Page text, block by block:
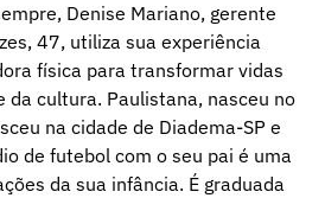
Denise Mariano, gerente
47, utiliza sua experiência
física para transformar vidas
da cultura. Paulistana, nasceu no
na cidade de Diadema-SP e
de futebol com o seu pai é uma
da sua infância. É graduada